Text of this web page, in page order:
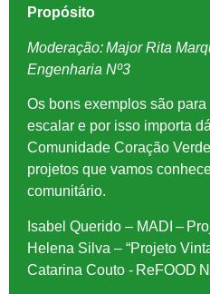
Propósito
Moderação: Major Rita
Engenharia Nº3
Os bons exemplos são
escalar e por isso importa
Comunidade Coração
projetos que vamos
comunitário.
Isabel Querido – MADI –
Helena Silva – “Projeto
Catarina Couto - ReFOOD